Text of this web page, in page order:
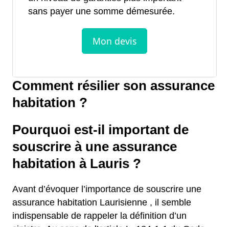
sans payer une somme démesurée.
Comment résilier son assurance
habitation ?
Pourquoi est-il important de
souscrire à une assurance
habitation à Lauris ?
Avant d’évoquer l’importance de souscrire une
assurance habitation Laurisienne , il semble
indispensable de rappeler la définition d’un